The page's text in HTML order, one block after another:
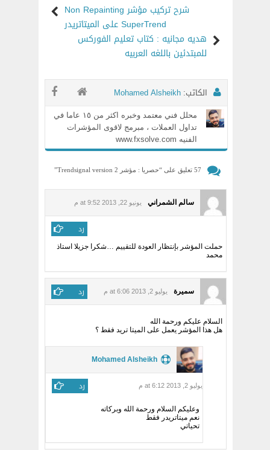
شرح تركيب مؤشر Non Repainting
SuperTrend على الميتاتريدر
هديه مجانيه : كتاب تعليم الفوركس
للمبتدئين باللغه العربيه
الكاتب: Mohamed Alsheikh
محلل فني معتمد وخبره اكثر من ١٥ عاما في
تداول العملات ، مبرمج لاقوى المؤشرات
الفنيه www.fxsolve.com
57 تعليق على “ حصريا : مؤشر Trendsignal version 2 ”
سالم الشمراني يونيو 22, 2013 at 9:52 م
رد
حملت المؤشر بإنتظار العودة للتقييم …شكرا جزيلا استاذ
محمد
سميرة يوليو 2, 2013 at 6:06 م رد
السلام عليكم ورحمة الله
هل هذا المؤشر يعمل على الميتا تريد فقط ؟
Mohamed Alsheikh
يوليو 2, 2013 at 6:12 م رد
وعليكم السلام ورحمة الله وبركاته
نعم ميتاتريدر فقط
تحياتي